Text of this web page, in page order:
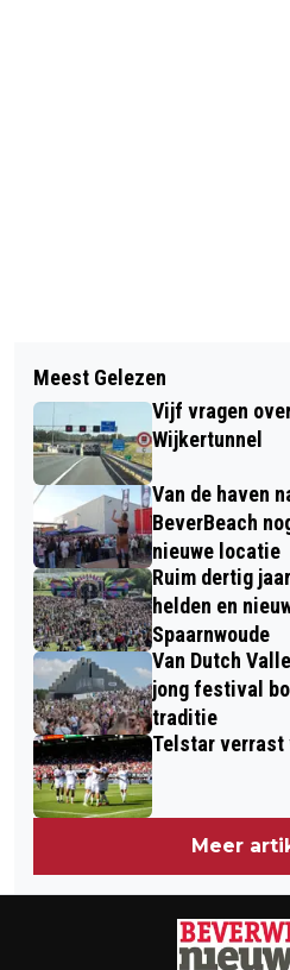
CHINEES
DAG VAN DE
HEERLIJK,
EN…
Meest Gelezen
Vijf vragen
Wijkertunnel
Van de haven
BeverBeach
nieuwe locatie
Ruim dertig
helden en
Spaarnwoude
Van Dutch
jong festival
traditie
Telstar verrast
Meer